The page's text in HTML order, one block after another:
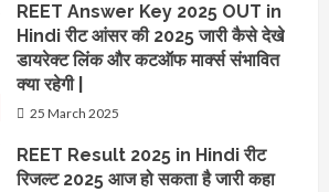
REET Answer Key 2025 OUT in
Hindi रीट आंसर की 2025 जारी कैसे देखे
डायरेक्ट लिंक और कटऑफ मार्क्स संभावित
क्या रहेगी |
25 March 2025
REET Result 2025 in Hindi रीट
रिजल्ट 2025 आज हो सकता है जारी कहा